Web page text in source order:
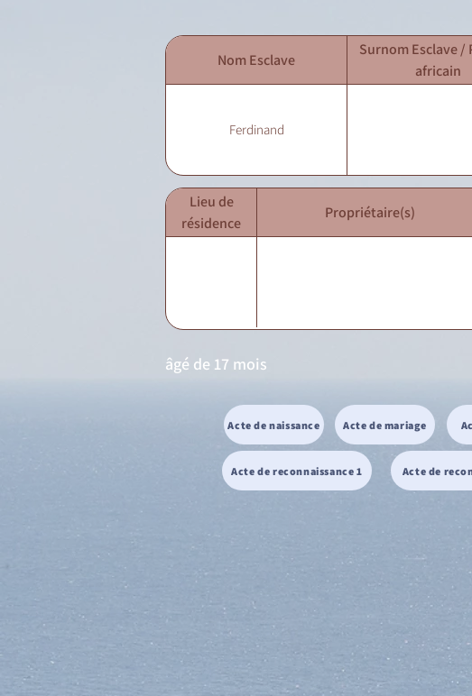
Nom Esclave
Surnom Esclave /
africain
Ferdinand
Lieu de
résidence
Propriétaire(s)
âgé de 17 mois
Acte de naissance Acte de mariage
Acte de reconnaissance 1 Acte de